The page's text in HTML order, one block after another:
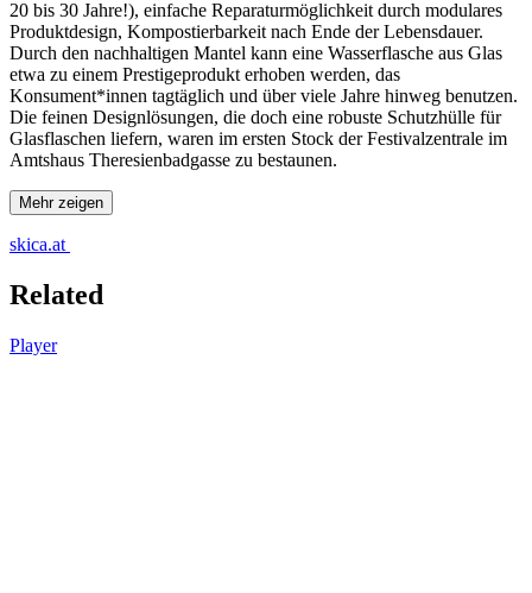
20 bis 30 Jahre!), einfache Reparaturmöglichkeit durch modulares
Produktdesign, Kompostierbarkeit nach Ende der Lebensdauer.
Durch den nachhaltigen Mantel kann eine Wasserflasche aus Glas
etwa zu einem Prestigeprodukt erhoben werden, das
Konsument*innen tagtäglich und über viele Jahre hinweg benutzen.
Die feinen Designlösungen, die doch eine robuste Schutzhülle für
Glasflaschen liefern, waren im ersten Stock der Festivalzentrale im
Amtshaus Theresienbadgasse zu bestaunen.
Mehr zeigen
skica.at
Related
Player